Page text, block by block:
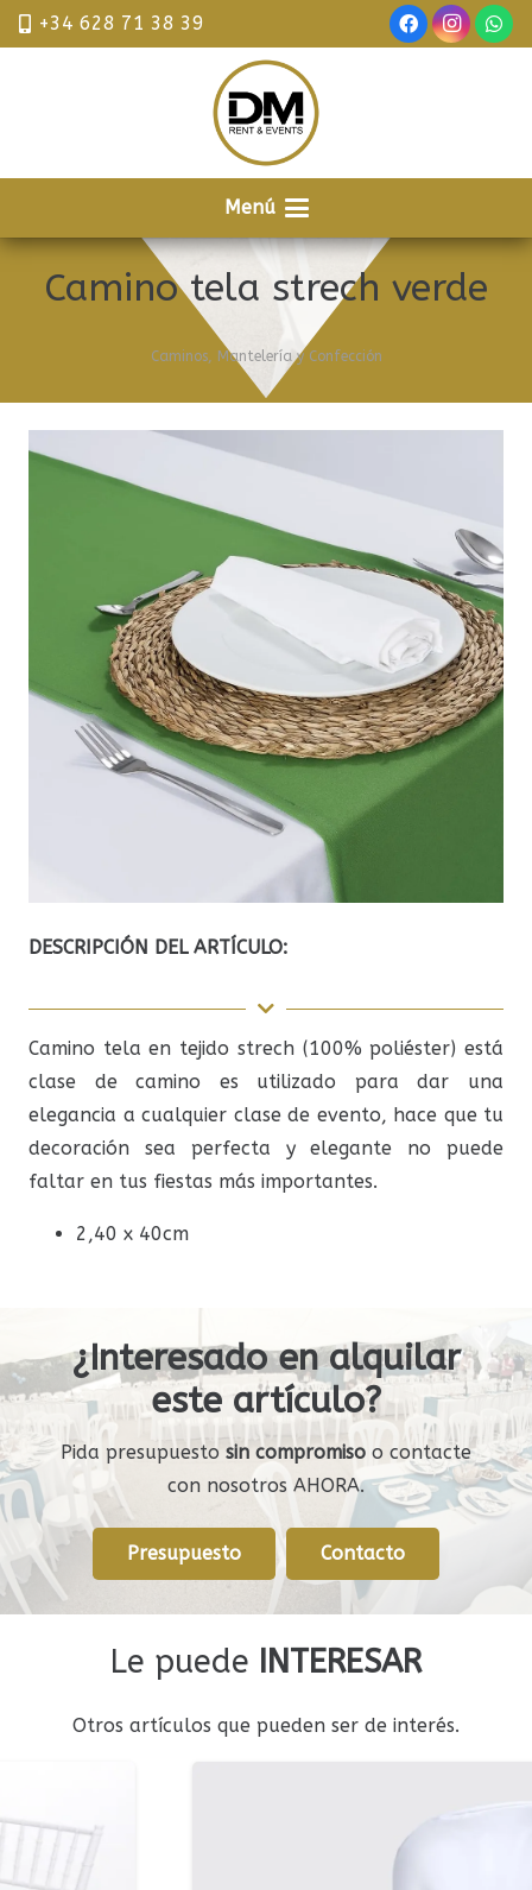
+34 628 71 38 39
Menú
Camino tela strech verde
Caminos, Mantelería y Confección
DESCRIPCIÓN DEL ARTÍCULO:
Camino tela en tejido strech (100% poliéster) está
clase de camino es utilizado para dar una
elegancia a cualquier clase de evento, hace que tu
decoración sea perfecta y elegante no puede
faltar en tus fiestas más importantes.
2,40 x 40cm
¿Interesado en alquilar
este artículo?
Pida presupuesto sin compromiso o contacte
con nosotros AHORA.
Presupuesto Contacto
Le puede INTERESAR
Otros artículos que pueden ser de interés.